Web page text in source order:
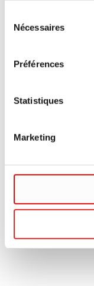
Nécessaires
Préférences
Statistiques
Marketing